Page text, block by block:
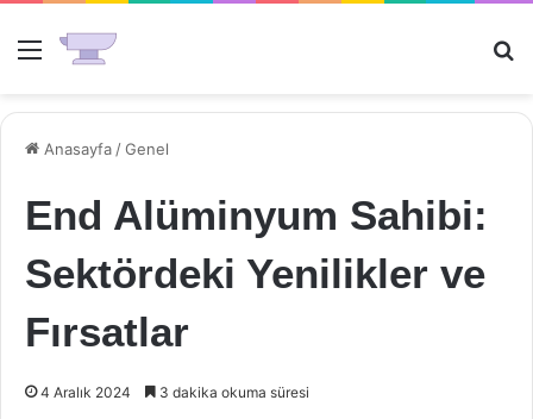
Menü
Anasayfa /Genel
End Alüminyum Sahibi:
Sektördeki Yenilikler ve
Fırsatlar
4 Aralık 2024 3 dakika okuma süresi